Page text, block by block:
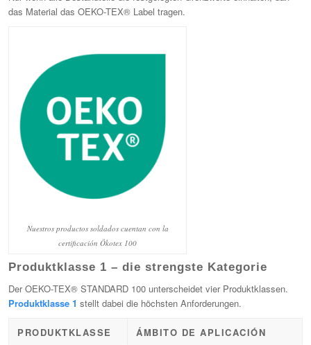
das Material das OEKO-TEX® Label tragen.
Nuestros productos soldados cuentan con la
certificación Ökotex 100
Produktklasse 1 – die strengste Kategorie
Der OEKO-TEX® STANDARD 100 unterscheidet vier Produktklassen.
Produktklasse 1 stellt dabei die höchsten Anforderungen.
PRODUKTKLASSE ÁMBITO DE APLICACIÓN